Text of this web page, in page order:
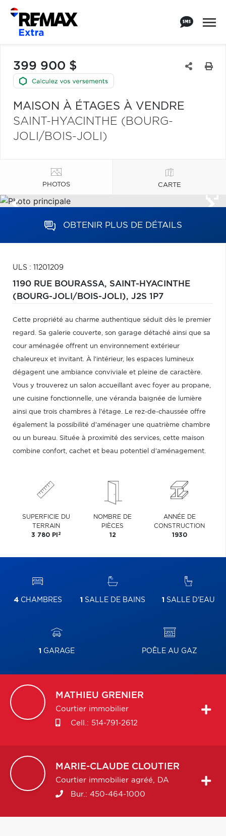
399 900 $
MAISON À ÉTAGES À VENDRE
SAINT-HYACINTHE (BOURG-
JOLI/BOIS-JOLI)
PHOTOS CARTE
OBTENIR PLUS DE DÉTAILS
ULS : 11201209
1190 RUE BOURASSA, SAINT-HYACINTHE
(BOURG-JOLI/BOIS-JOLI), J2S 1P7
Cette propriété au charme authentique séduit dès le premier
regard. Sa galerie couverte, son garage détaché ainsi que sa
cour aménagée offrent un environnement extérieur
chaleureux et invitant. À l'intérieur, les espaces lumineux
dégagent une ambiance conviviale et pleine de caractère.
Vous y trouverez un salon accueillant avec foyer au propane,
une cuisine fonctionnelle, une véranda baignée de lumière
ainsi que trois chambres à l'étage. Le rez-de-chaussée offre
également la possibilité d'aménager une quatrième chambre
ou un bureau. Située à proximité des services, cette maison
combine confort, cachet et beau potentiel d'aménagement.
SUPERFICIE DU
TERRAIN
3 780 PI 2
NOMBRE DE
PIÈCES
12
ANNÉE DE
CONSTRUCTION
1930
4CHAMBRES 1 SALLE DE BAINS 1 SALLE D'EAU
1 GARAGE POÊLE AU GAZ
MATHIEU GRENIER
Courtier immobilier
Cell.: 514-791-2612
MARIE-CLAUDE CLOUTIER
Courtier immobilier agréé, DA
Bur.: 450-464-1000